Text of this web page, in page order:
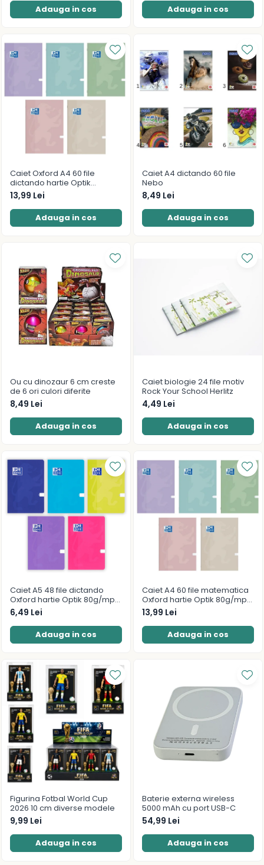
Adauga in cos Adauga in cos
Caiet Oxford A4 60 file
dictando hartie Optik
80g/mp Touch Pastel
13,99 Lei
Adauga in cos
Caiet A4 dictando 60 file
Nebo
8,49 Lei
Adauga in cos
Ou cu dinozaur 6 cm creste
de 6 ori culori diferite
8,49 Lei
Adauga in cos
Caiet biologie 24 file motiv
Rock Your School Herlitz
4,49 Lei
Adauga in cos
Caiet A5 48 file dictando
Oxford hartie Optik 80g/mp
diverse culori
6,49 Lei
Adauga in cos
Caiet A4 60 file matematica
Oxford hartie Optik 80g/mp
motiv Touch Pastel
13,99 Lei
Adauga in cos
Figurina Fotbal World Cup
2026 10 cm diverse modele
9,99 Lei
Adauga in cos
Baterie externa wireless
5000 mAh cu port USB-C
54,99 Lei
Adauga in cos